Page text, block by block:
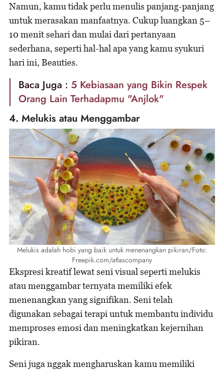
Namun, kamu tidak perlu menulis panjang-panjang
untuk merasakan manfaatnya. Cukup luangkan 5–
10 menit sehari dan mulai dari pertanyaan
sederhana, seperti hal-hal apa yang kamu syukuri
hari ini, Beauties.
Baca Juga : 5 Kebiasaan yang Bikin Respek
Orang Lain Terhadapmu "Anjlok"
4. Melukis atau Menggambar
Melukis adalah hobi yang baik untuk menenangkan pikiran/Foto:
Freepik.com/atlascompany
Ekspresi kreatif lewat seni visual seperti melukis
atau menggambar ternyata memiliki efek
menenangkan yang signifikan. Seni telah
digunakan sebagai terapi untuk membantu individu
memproses emosi dan meningkatkan kejernihan
pikiran.
Seni juga nggak mengharuskan kamu memiliki